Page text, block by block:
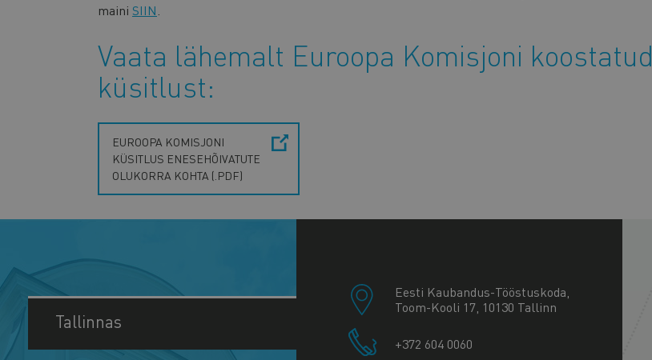
maini SIIN
Vaata lähemalt Euroopa Komisjoni koostatud
küsitlust:
EUROOPA KOMISJONI
KÜSITLUS ENESEHÕIVATUTE
OLUKORRA KOHTA (.PDF)
Tallinnas
Eesti Kaubandus-Tööstuskoda,
Toom-Kooli 17, 10130 Tallinn
+372 604 0060